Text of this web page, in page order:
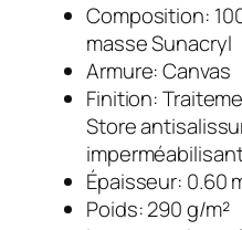
Composition:
masse Sunacryl
Armure: Canvas
Finition:
Store
Épaisseur: 0.60
Poids: 290 g/m²